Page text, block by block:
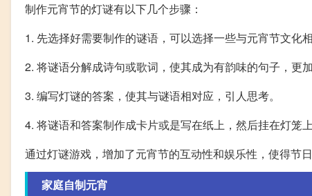
制作元宵节的灯谜有以下几个步骤：
1. 先选择好需要制作的谜语，可以选择一些与元宵节文化
2. 将谜语分解成诗句或歌词，使其成为有韵味的句子，更加
3. 编写灯谜的答案，使其与谜语相对应，引人思考。
4. 将谜语和答案制作成卡片或是写在纸上，然后挂在灯笼
通过灯谜游戏，增加了元宵节的互动性和娱乐性，使得节日
家庭自制元宵